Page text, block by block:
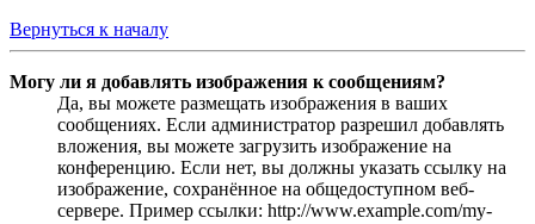
Вернуться к началу
Могу ли я добавлять изображения к сообщениям?
Да, вы можете размещать изображения в ваших
сообщениях. Если администратор разрешил добавлять
вложения, вы можете загрузить изображение на
конференцию. Если нет, вы должны указать ссылку на
изображение, сохранённое на общедоступном веб-
сервере. Пример ссылки: http://www.example.com/my-